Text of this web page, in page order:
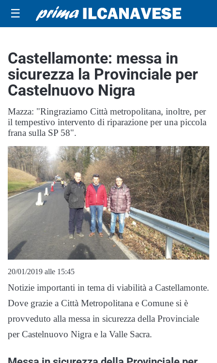
☰
Castellamonte: messa in
sicurezza la Provinciale per
Castelnuovo Nigra
Mazza: "Ringraziamo Città metropolitana, inoltre, per
il tempestivo intervento di riparazione per una piccola
frana sulla SP 58".
20/01/2019 alle 15:45
Notizie importanti in tema di viabilità a Castellamonte.
Dove grazie a Città Metropolitana e Comune si è
provveduto alla messa in sicurezza della Provinciale
per Castelnuovo Nigra e la Valle Sacra.